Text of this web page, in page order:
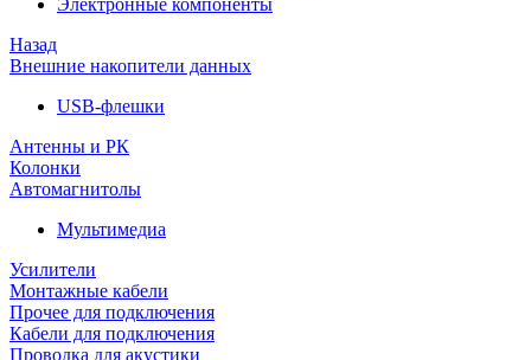
Электронные компоненты
Назад
Внешние накопители данных
USB-флешки
Антенны и РК
Колонки
Автомагнитолы
Мультимедиа
Усилители
Монтажные кабели
Прочее для подключения
Кабели для подключения
Проводка для акустики